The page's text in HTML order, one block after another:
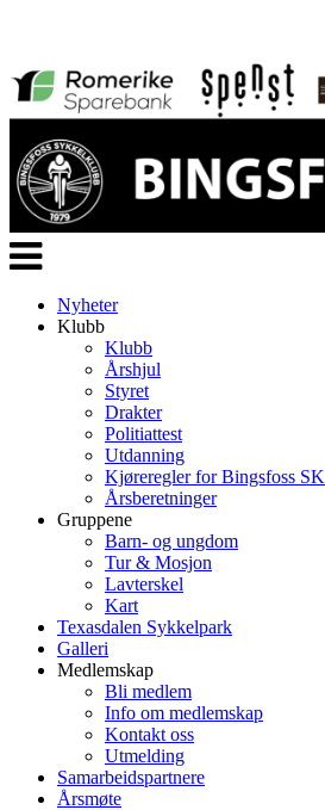
Veksle
navigasjon
Nyheter
Klubb
Klubb
Årshjul
Styret
Drakter
Politiattest
Utdanning
Kjøreregler for Bingsfoss SK
Årsberetninger
Gruppene
Barn- og ungdom
Tur & Mosjon
Lavterskel
Kart
Texasdalen Sykkelpark
Galleri
Medlemskap
Bli medlem
Info om medlemskap
Kontakt oss
Utmelding
Samarbeidspartnere
Årsmøte